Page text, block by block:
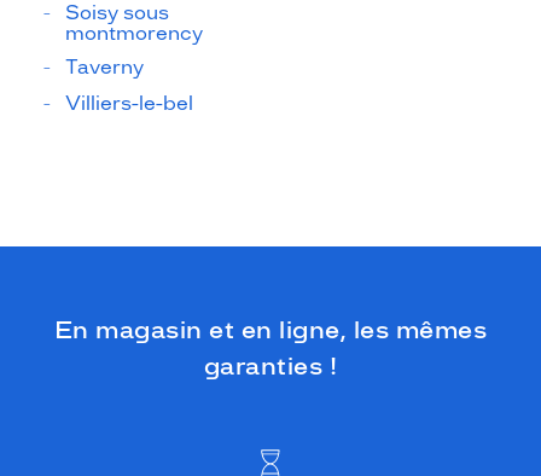
Soisy sous
montmorency
Taverny
Villiers-le-bel
En magasin et en ligne, les mêmes
garanties !